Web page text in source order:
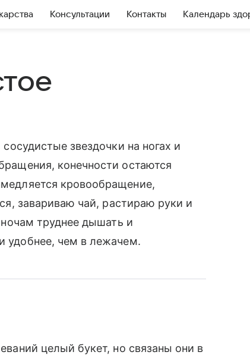
Консультации Контакты Календарь
звездочки на ногах и
конечности остаются
кровообращение,
завариваю чай, растираю руки и
труднее дышать и
удобнее, чем в лежачем.
целый букет, но связаны они в